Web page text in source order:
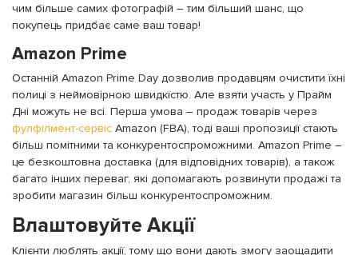
чим більше самих фотографій – тим більший шанс, що
покупець придбає саме ваш товар!
Amazon Prime
Останній Amazon Prime Day дозволив продавцям очистити їхні
полиці з неймовірною швидкістю. Але взяти участь у Прайм
Дні можуть не всі. Перша умова – продаж товарів через
фулфілмент-сервіс Amazon (FBA), тоді ваші пропозиції стають
більш помітними та конкурентоспроможними. Amazon Prime –
це безкоштовна доставка (для відповідних товарів), а також
багато інших переваг, які допомагають розвинути продажі та
зробити магазин більш конкурентоспроможним.
Влаштовуйте Акції
Клієнти люблять акції, тому що вони дають змогу заощадити